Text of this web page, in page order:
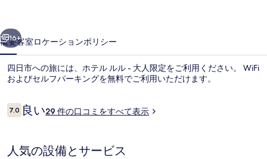
人
限
定
写
ギ
16+
概要客室ロケーションポリシー
四日市への旅には、ホテル ルル - 大人限定をご利用ください。 WiFi
およびセルフパーキングを無料でご利用いただけます。
口
コ
7.010段階中7.0
良い29 件の口コミをすべて表示
人気の設備とサービス